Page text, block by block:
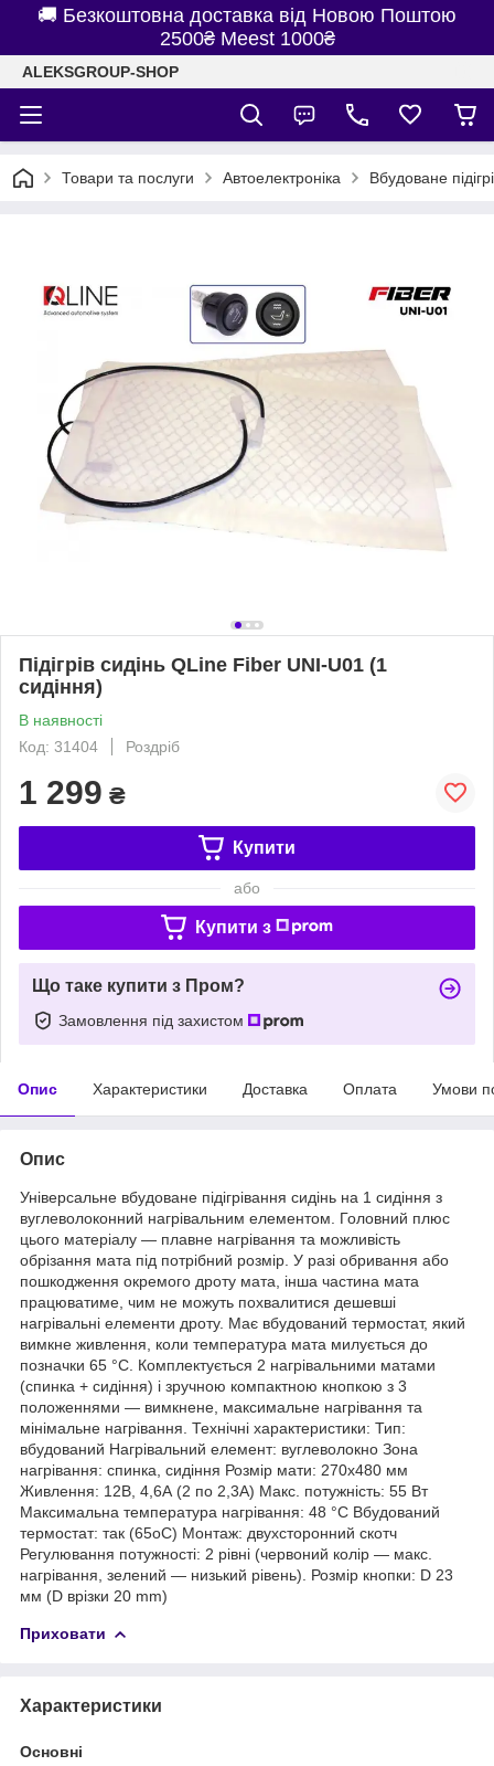
🚚 Безкоштовна доставка від Новою Поштою
2500₴ Meest 1000₴
ALEKSGROUP-SHOP
Товари та послуги Автоелектроніка Вбудоване
Підігрів сидінь QLine Fiber UNI-U01 (1
сидіння)
В наявності
Код: 31404
Роздріб
1 299 ₴
Купити
або
Купити з
Що таке купити з Пром?
Замовлення під захистом
Опис Характеристики Доставка Оплата Умови
Опис
Універсальне вбудоване підігрівання сидінь на 1 сидіння з
вуглеволоконний нагрівальним елементом. Головний плюс
цього матеріалу — плавне нагрівання та можливість
обрізання мата під потрібний розмір. У разі обривання або
пошкодження окремого дроту мата, інша частина мата
працюватиме, чим не можуть похвалитися дешевші
нагрівальні елементи дроту. Має вбудований термостат, який
вимкне живлення, коли температура мата милується до
позначки 65 °C. Комплектується 2 нагрівальними матами
(спинка + сидіння) і зручною компактною кнопкою з 3
положеннями — вимкнене, максимальне нагрівання та
мінімальне нагрівання. Технічні характеристики: Тип:
вбудований Нагрівальний елемент: вуглеволокно Зона
нагрівання: спинка, сидіння Розмір мати: 270х480 мм
Живлення: 12В, 4,6А (2 по 2,3А) Макс. потужність: 55 Вт
Максимальна температура нагрівання: 48 °C Вбудований
термостат: так (65оС) Монтаж: двухсторонний скотч
Регулювання потужності: 2 рівні (червоний колір — макс.
нагрівання, зелений — низький рівень). Розмір кнопки: D 23
мм (D врізки 20 mm)
Приховати
Характеристики
Основні